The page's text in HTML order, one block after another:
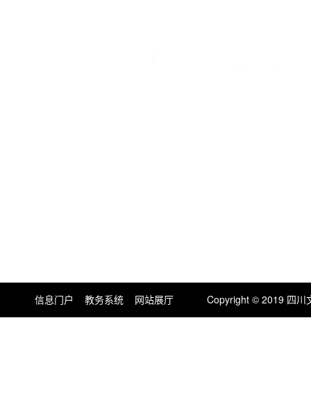
信息门户 教务系统 网站展厅 Copyright © 2019 四川文